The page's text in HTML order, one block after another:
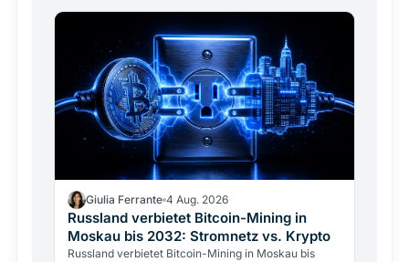
Giulia Ferrante 4 Aug. 2026
Russland verbietet Bitcoin-Mining in
Moskau bis 2032: Stromnetz vs. Krypto
Russland verbietet Bitcoin-Mining in Moskau bis